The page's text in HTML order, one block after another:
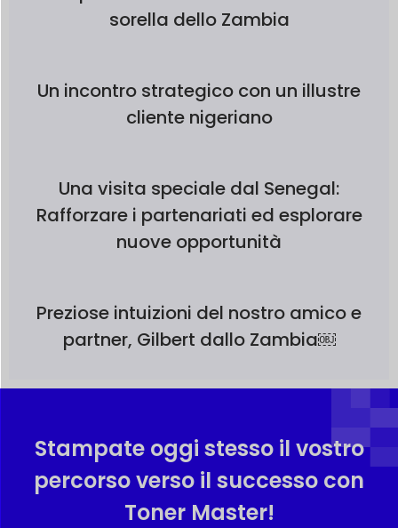
sorella dello Zambia
Un incontro strategico con un illustre
cliente nigeriano
Una visita speciale dal Senegal:
Rafforzare i partenariati ed esplorare
nuove opportunità
Preziose intuizioni del nostro amico e
partner, Gilbert dallo Zambia￼
Stampate oggi stesso il vostro
percorso verso il successo con
Toner Master!